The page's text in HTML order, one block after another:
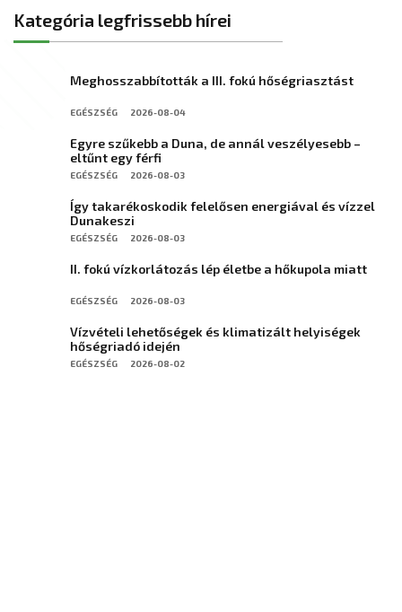
Kategória legfrissebb hírei
Meghosszabbították a III. fokú hőségriasztást
EGÉSZSÉG 2026-08-04
Egyre szűkebb a Duna, de annál veszélyesebb –
eltűnt egy férfi
EGÉSZSÉG 2026-08-03
Így takarékoskodik felelősen energiával és vízzel
Dunakeszi
EGÉSZSÉG 2026-08-03
II. fokú vízkorlátozás lép életbe a hőkupola miatt
EGÉSZSÉG 2026-08-03
Vízvételi lehetőségek és klimatizált helyiségek
hőségriadó idején
EGÉSZSÉG 2026-08-02